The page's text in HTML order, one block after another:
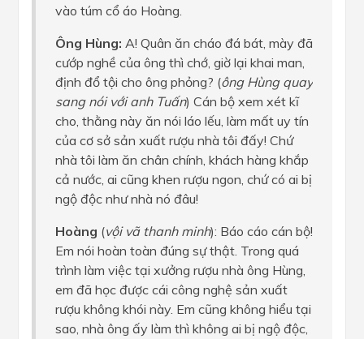
vào túm cổ áo Hoàng.
Ông Hùng: A! Quân ăn cháo đá bát, mày đã
cướp nghề của ông thì chớ, giờ lại khai man,
định đổ tội cho ông phỏng? (ông Hùng quay
sang nói với anh Tuấn) Cán bộ xem xét kĩ
cho, thằng này ăn nói láo lếu, làm mất uy tín
của cơ sở sản xuất rượu nhà tôi đấy! Chứ
nhà tôi làm ăn chân chính, khách hàng khắp
cả nước, ai cũng khen rượu ngon, chứ có ai bị
ngộ độc như nhà nó đâu!
Hoàng (vội vã thanh minh): Báo cáo cán bộ!
Em nói hoàn toàn đúng sự thật. Trong quá
trình làm việc tại xưởng rượu nhà ông Hùng,
em đã học được cái công nghệ sản xuất
rượu không khói này. Em cũng không hiểu tại
sao, nhà ông ấy làm thì không ai bị ngộ độc,